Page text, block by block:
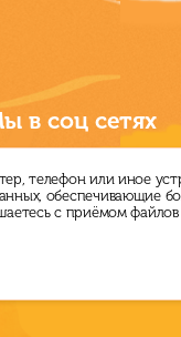
в соц сетях
карта сайта
телефон или иное
обеспечивающие
с приёмом файлов